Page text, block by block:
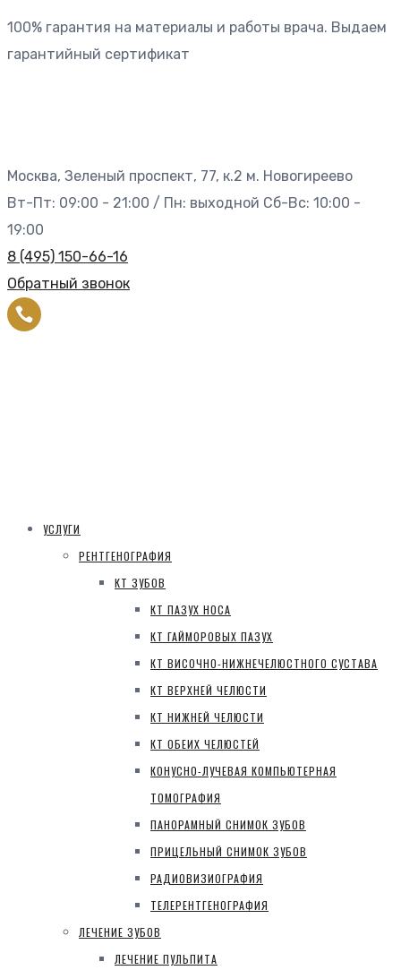
100% гарантия на материалы и работы врача. Выдаем
гарантийный сертификат
Москва, Зеленый проспект, 77, к.2 м. Новогиреево
Вт-Пт: 09:00 - 21:00 / Пн: выходной Сб-Вс: 10:00 -
19:00
8 (495) 150-66-16
Обратный звонок
УСЛУГИ
РЕНТГЕНОГРАФИЯ
КТ ЗУБОВ
КТ ПАЗУХ НОСА
КТ ГАЙМОРОВЫХ ПАЗУХ
КТ ВИСОЧНО-НИЖНЕЧЕЛЮСТНОГО СУСТАВА
КТ ВЕРХНЕЙ ЧЕЛЮСТИ
КТ НИЖНЕЙ ЧЕЛЮСТИ
КТ ОБЕИХ ЧЕЛЮСТЕЙ
КОНУСНО-ЛУЧЕВАЯ КОМПЬЮТЕРНАЯ
ТОМОГРАФИЯ
ПАНОРАМНЫЙ СНИМОК ЗУБОВ
ПРИЦЕЛЬНЫЙ СНИМОК ЗУБОВ
РАДИОВИЗИОГРАФИЯ
ТЕЛЕРЕНТГЕНОГРАФИЯ
ЛЕЧЕНИЕ ЗУБОВ
ЛЕЧЕНИЕ ПУЛЬПИТА